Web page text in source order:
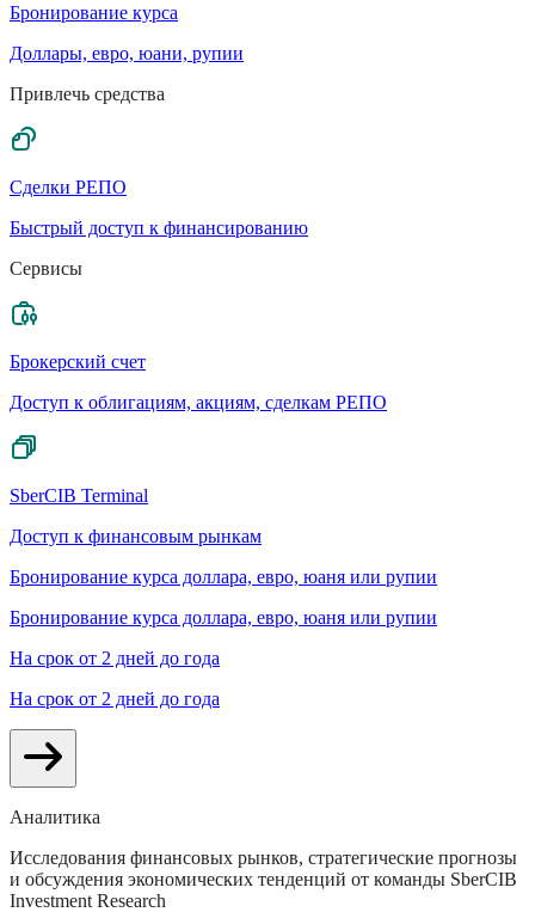
Бронирование курса
Доллары, евро, юани, рупии
Привлечь средства
Сделки РЕПО
Быстрый доступ к финансированию
Сервисы
Брокерский счет
Доступ к облигациям, акциям, сделкам РЕПО
SberCIB Terminal
Доступ к финансовым рынкам
Бронирование курса доллара, евро, юаня или рупии
Бронирование курса доллара, евро, юаня или рупии
На срок от 2 дней до года
На срок от 2 дней до года
Аналитика
Исследования финансовых рынков, стратегические прогнозы
и обсуждения экономических тенденций от команды SberCIB
Investment Research